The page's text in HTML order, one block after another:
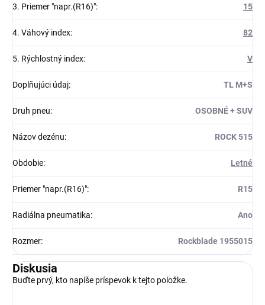
3. Priemer "napr.(R16)": 15
4. Váhový index: 82
5. Rýchlostný index: V
Doplňujúci údaj: TL M+S
Druh pneu: OSOBNÉ + SUV
Názov dezénu: ROCK 515
Obdobie: Letné
Priemer "napr.(R16)": R15
Radiálna pneumatika: Ano
Rozmer: Rockblade 1955015
Diskusia
Buďte prvý, kto napíše príspevok k tejto položke.